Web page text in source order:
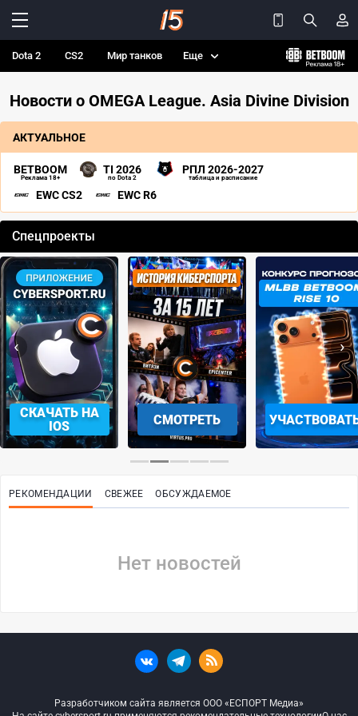
Dota 2 CS2 Мир танков Еще
Новости о OMEGA League. Asia Divine Division
АКТУАЛЬНОЕ
BETBOOM
Реклама 18+
TI 2026
по Dota 2
РПЛ 2026-2027
таблица и расписание
EWC CS2 EWC R6
Спецпроекты
СКАЧАТЬ НА
IOS
СМОТРЕТЬ
‹ ›
РЕКОМЕНДАЦИИ СВЕЖЕЕ ОБСУЖДАЕМОЕ
Нет новостей
Разработчиком сайта является ООО «ЕСПОРТ Медиа»